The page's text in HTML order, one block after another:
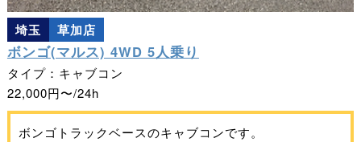
埼玉 草加店
ボンゴ(マルス) 4WD 5人乗り
タイプ：キャブコン
22,000円〜/24h
ボンゴトラックベースのキャブコンです。